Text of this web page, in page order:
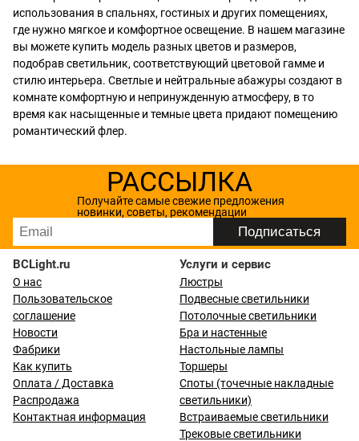
использования в спальнях, гостиных и других помещениях,
где нужно мягкое и комфортное освещение. В нашем магазине
вы можете купить модель разных цветов и размеров,
подобрав светильник, соответствующий цветовой гамме и
стилю интерьера. Светлые и нейтральные абажуры создают в
комнате комфортную и непринужденную атмосферу, в то
время как насыщенные и темные цвета придают помещению
романтический флер.
РАССЫЛКА
Получайте самые свежие предложения
новинки, советы, рекомендации
BCLight.ru
О нас
Пользовательское
соглашение
Новости
Фабрики
Как купить
Оплата / Доставка
Распродажа
Контактная информация
Услуги и сервис
Люстры
Подвесные светильники
Потолочные светильники
Бра и настенные
Настольные лампы
Торшеры
Споты (точечные накладные
светильники)
Встраиваемые светильники
Трековые светильники